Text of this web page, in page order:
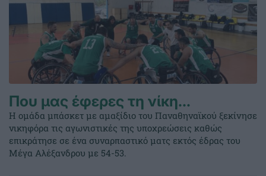
Που μας έφερες τη νίκη…
Η ομάδα μπάσκετ με αμαξίδιο του Παναθηναϊκού ξεκίνησε
νικηφόρα τις αγωνιστικές της υποχρεώσεις καθώς
επικράτησε σε ένα συναρπαστικό ματς εκτός έδρας του
Μέγα Αλέξανδρου με 54-53.